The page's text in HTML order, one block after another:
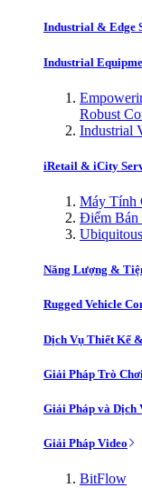
Industrial & Edge
Industrial
Robust
Industrial
iRetail & iCity
Máy Tính
Điểm Bán
Năng Lượng &
Rugged Vehicle
Dịch Vụ Thiết Kế
Giải Pháp Trò Chơi
Giải Pháp và Dịch
Giải Pháp Video
BitFlow